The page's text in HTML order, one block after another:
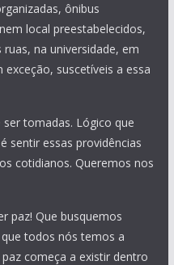
ônibus
local preestabelecidos,
na universidade, em
suscetíveis a essa
tomadas. Lógico que
sentir essas providências
cotidianos. Queremos nos
paz! Que busquemos
todos nós temos a
começa a existir dentro